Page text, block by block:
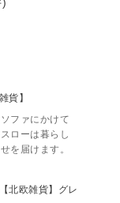
ファにかけて
ローは暮らし
を届けます。